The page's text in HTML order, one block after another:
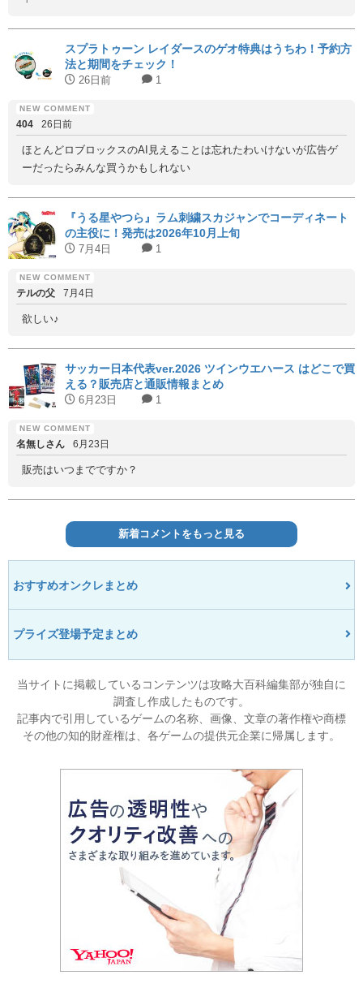
スプラトゥーン レイダースのゲオ特典はうちわ！予約方
法と期間をチェック！
26日前 1
404 26日前
ほとんどロブロックスのAI見えることは忘れたわいけないが広告ゲ
ーだったらみんな買うかもしれない
『うる星やつら』ラム刺繍スカジャンでコーディネート
の主役に！発売は2026年10月上旬
7月4日 1
テルの父 7月4日
欲しい♪
サッカー日本代表ver.2026 ツインウエハース はどこで買
える？販売店と通販情報まとめ
6月23日 1
名無しさん 6月23日
販売はいつまでですか？
新着コメントをもっと見る
おすすめオンクレまとめ
プライズ登場予定まとめ
当サイトに掲載しているコンテンツは攻略大百科編集部が独自に
調査し作成したものです。
記事内で引用しているゲームの名称、画像、文章の著作権や商標
その他の知的財産権は、各ゲームの提供元企業に帰属します。